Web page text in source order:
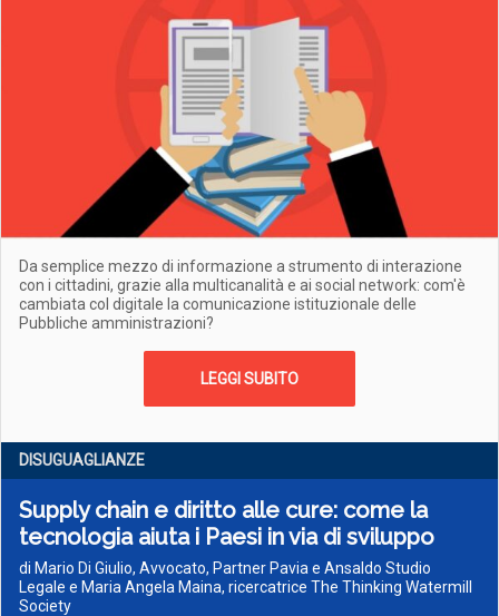
Da semplice mezzo di informazione a strumento di interazione
con i cittadini, grazie alla multicanalità e ai social network: com'è
cambiata col digitale la comunicazione istituzionale delle
Pubbliche amministrazioni?
LEGGI SUBITO
DISUGUAGLIANZE
Supply chain e diritto alle cure: come la
tecnologia aiuta i Paesi in via di sviluppo
di Mario Di Giulio, Avvocato, Partner Pavia e Ansaldo Studio
Legale e Maria Angela Maina, ricercatrice The Thinking Watermill
Society